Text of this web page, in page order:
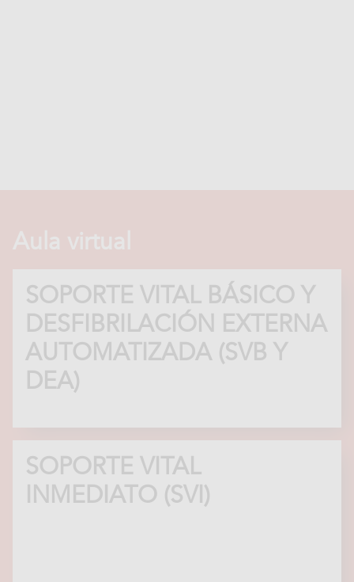
SOPORTE VITAL BÁSICO Y
DESFIBRILACIÓN EXTERNA
AUTOMATIZADA (SVB Y
DEA)
SOPORTE VITAL
INMEDIATO (SVI)